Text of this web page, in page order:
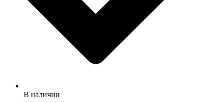
В наличии